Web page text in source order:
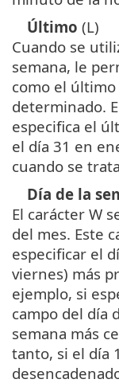
Último (L)
Cuando se
semana, le
como el
determinado.
especifica el
el día 31 en
cuando se
Día de la
El carácter W
del mes. Este
especificar el
viernes) más
ejemplo, si
campo del día
semana más
tanto, si el día